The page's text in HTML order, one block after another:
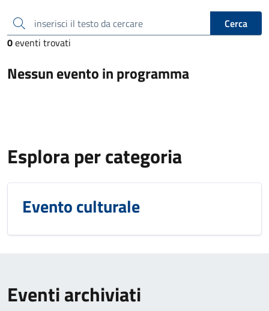
inserisci il testo da cercare
Cerca
0eventi trovati
Nessun evento in programma
Esplora per categoria
Evento culturale
Eventi archiviati